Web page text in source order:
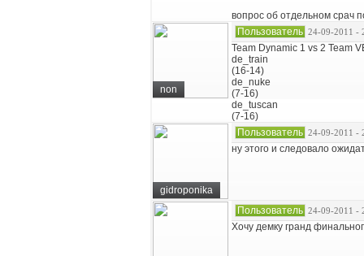
вопрос об отдельном срач
non
Пользователь 24-09-2011 -
Team Dynamic 1 vs 2 Team
de_train
(16-14)
de_nuke
(7-16)
de_tuscan
(7-16)
gidroponika
Пользователь 24-09-2011 -
ну этого и следовало
Пользователь 24-09-2011 -
Хочу демку гранд